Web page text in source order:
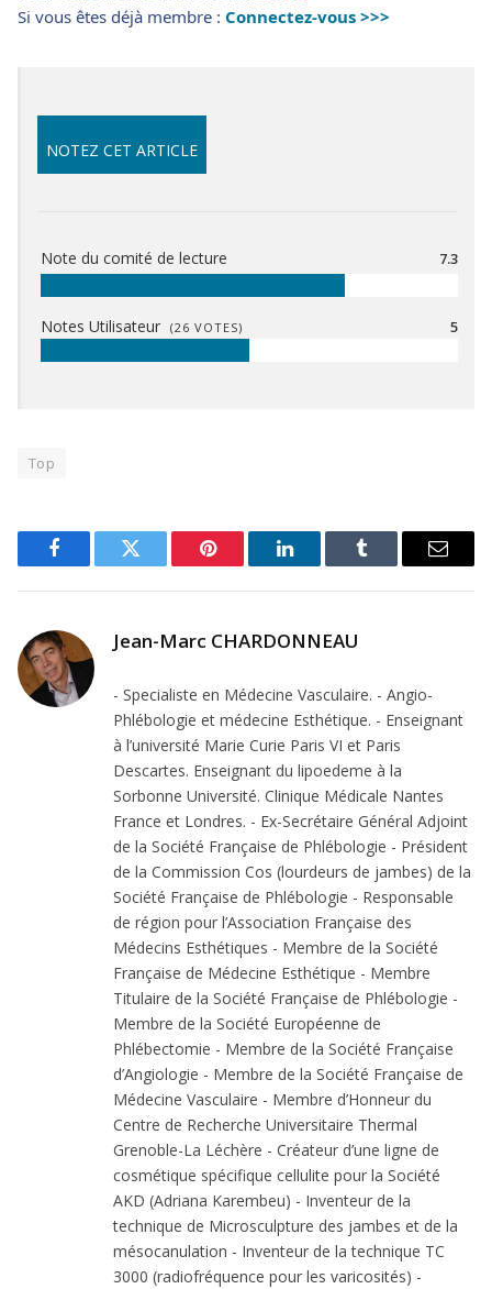
Si vous êtes déjà membre : Connectez-vous >>>
NOTEZ CET ARTICLE
Note du comité de lecture 7.3
Notes Utilisateur (26 VOTES) 5
Top
FacebookTwitter Pinterest LinkedIn Tumblr Email
Jean-Marc CHARDONNEAU
- Specialiste en Médecine Vasculaire. - Angio-
Phlébologie et médecine Esthétique. - Enseignant
à l’université Marie Curie Paris VI et Paris
Descartes. Enseignant du lipoedeme à la
Sorbonne Université. Clinique Médicale Nantes
France et Londres. - Ex-Secrétaire Général Adjoint
de la Société Française de Phlébologie - Président
de la Commission Cos (lourdeurs de jambes) de la
Société Française de Phlébologie - Responsable
de région pour l’Association Française des
Médecins Esthétiques - Membre de la Société
Française de Médecine Esthétique - Membre
Titulaire de la Société Française de Phlébologie -
Membre de la Société Européenne de
Phlébectomie - Membre de la Société Française
d’Angiologie - Membre de la Société Française de
Médecine Vasculaire - Membre d’Honneur du
Centre de Recherche Universitaire Thermal
Grenoble-La Léchère - Créateur d’une ligne de
cosmétique spécifique cellulite pour la Société
AKD (Adriana Karembeu) - Inventeur de la
technique de Microsculpture des jambes et de la
mésocanulation - Inventeur de la technique TC
3000 (radiofréquence pour les varicosités) -